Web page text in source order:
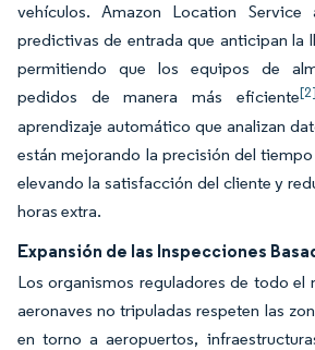
vehículos. Amazon Location Service
predictivas de entrada que anticipan la
permitiendo que los equipos de
pedidos de manera más eficiente[2]
aprendizaje automático que analizan
están mejorando la precisión del
elevando la satisfacción del cliente y
horas extra.
Expansión de las Inspecciones
Los organismos reguladores de todo el
aeronaves no tripuladas respeten las
en torno a aeropuertos,